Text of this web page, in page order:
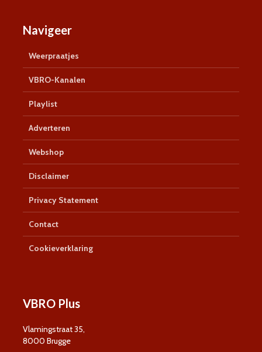
Navigeer
Weerpraatjes
VBRO-Kanalen
Playlist
Adverteren
Webshop
Disclaimer
Privacy Statement
Contact
Cookieverklaring
VBRO Plus
Vlamingstraat 35,
8000 Brugge